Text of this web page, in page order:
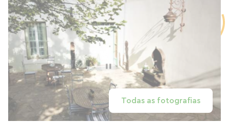
Todas as fotografias